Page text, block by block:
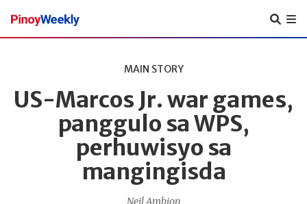
Pinoy
Weekly
MAIN STORY
US-Marcos Jr. war games,
panggulo sa WPS,
perhuwisyo sa
mangingisda
Neil Ambion